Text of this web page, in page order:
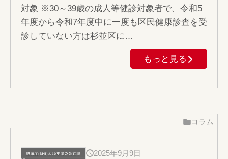
対象 ※30～39歳の成人等健診対象者で、令和5
年度から令和7年度中に一度も区民健康診査を受
診していない方は杉並区に…
もっと見る
コラム
2025年9月9日